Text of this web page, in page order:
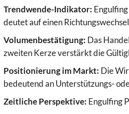
Trendwende-Indikator:
deutet auf einen
Volumenbestätigung: Das
zweiten Kerze verstärkt die
Positionierung im Markt: Die
bedeutend an Unterstützungs-
Zeitliche Perspektive: Engulfing